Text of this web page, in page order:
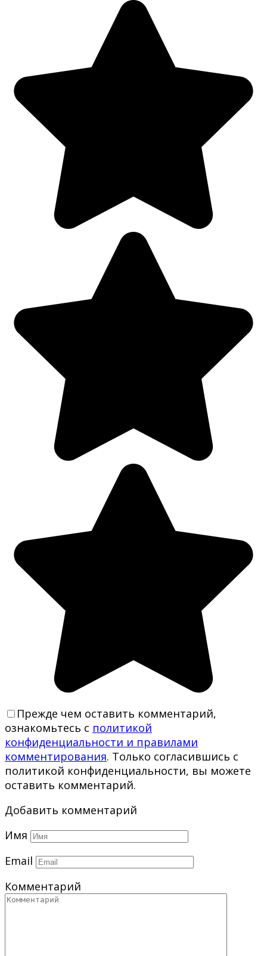
Прежде чем оставить комментарий,
ознакомьтесь с политикой
конфиденциальности и правилами
комментирования. Только согласившись с
политикой конфиденциальности, вы можете
оставить комментарий.
Добавить комментарий
Имя
Email
Комментарий